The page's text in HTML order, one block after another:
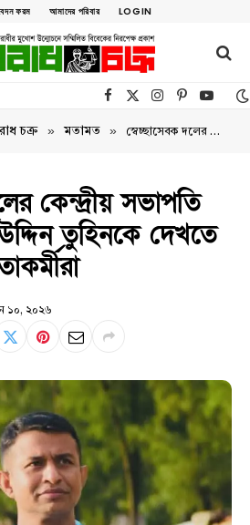
ফরম আমাদের পরিবার LOGIN
Facebook
X (Twitter)Instagram
Pinterest
চক্র » মতামত » স্বেচ্ছাসেবক দলের কেন্দ্রীয় সভাপতি হিসেবে জহির উদ্দিন তুহিনকে দেখতে চায় তৃণমূল নেতাকর্মীরা
কেন্দ্রীয় সভাপতি
তুহিনকে দেখতে
১০, ২০২৬